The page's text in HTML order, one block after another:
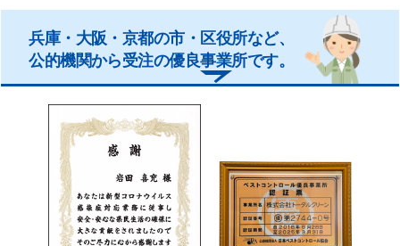
兵庫・大阪・京都の市・区役所など、
公的機関から受注の優良事業所です。